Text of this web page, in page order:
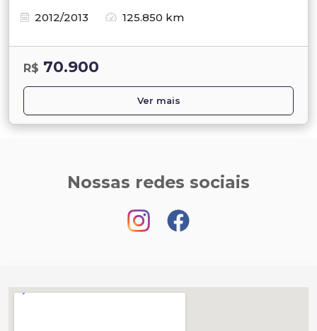
2012/2013
125.850 km
R$ 70.900
Ver mais
Nossas redes sociais